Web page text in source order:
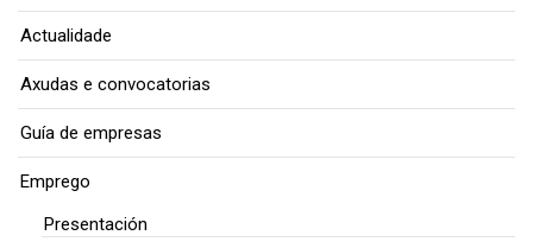
Actualidade
Axudas e convocatorias
Guía de empresas
Emprego
Presentación